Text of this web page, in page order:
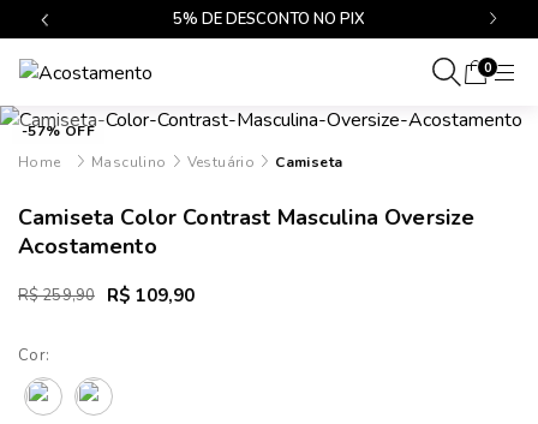
5% DE DESCONTO NO PIX
0
-57% OFF
Masculino
Vestuário Camiseta
Camiseta Color Contrast Masculina Oversize
Acostamento
R$ 259,90 R$ 109,90
Cor: